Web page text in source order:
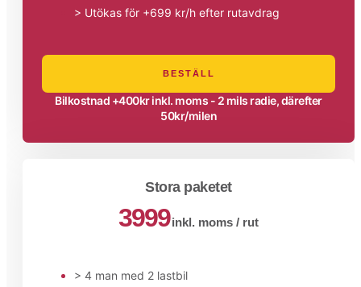
> Utökas för +699 kr/h efter rutavdrag
BESTÄLL
Bilkostnad +400kr inkl. moms - 2 mils radie, därefter
50kr/milen
Stora paketet
3999inkl. moms / rut
> 4 man med 2 lastbil